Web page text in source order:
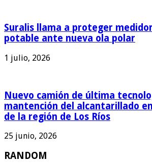
Suralis llama a proteger
potable ante nueva ola polar
1 julio, 2026
Nuevo camión de última
mantención del alcantarillado
de la región de Los Ríos
25 junio, 2026
RANDOM